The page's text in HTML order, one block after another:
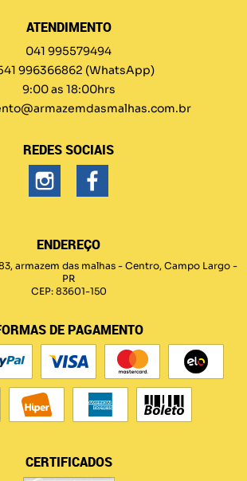
ATENDIMENTO
041 995579494
996366862 (WhatsApp)
9:00 as 18:00hrs
REDES SOCIAIS
ENDEREÇO
armazem das malhas - Centro, Campo Largo -
PR
CEP: 83601-150
DE PAGAMENTO
CERTIFICADOS